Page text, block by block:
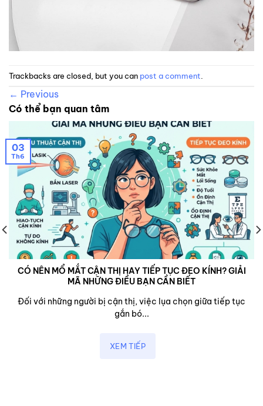
Trackbacks are closed, but you can post a comment
← Previous
Có thể bạn quan tâm
CÓ NÊN MỔ MẮT CẬN THỊ HAY TIẾP TỤC ĐEO KÍNH? GIẢI
MÃ NHỮNG ĐIỀU BẠN CẦN BIẾT
Đối với những người bị cận thị, việc lụa chọn giữa tiếp tục
gắn bó...
XEM TIẾP
03
Th6